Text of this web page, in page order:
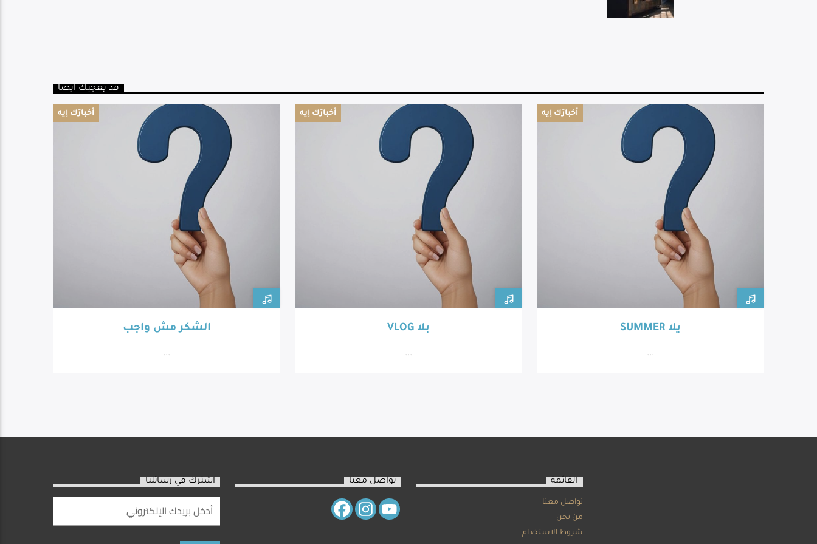
قد يعجبك أيضا
أخبارَك إيه
الشكر مش واجب
...
أخبارَك إيه
VLOG بلا
...
أخبارَك إيه
SUMMER يلا
...
اشترك في رسائلنا تواصل معنا القائمة
تواصل معنا
من نحن
شروط الاستخدام